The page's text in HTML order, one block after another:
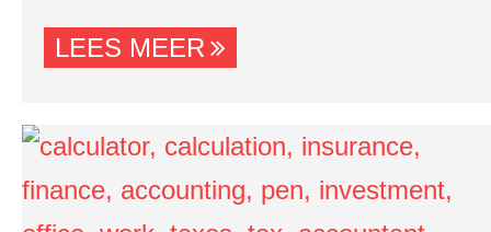
LEES MEER